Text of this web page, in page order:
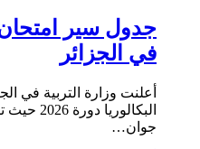
في الجزائر
أعلنت وزارة التربية في
جوان…